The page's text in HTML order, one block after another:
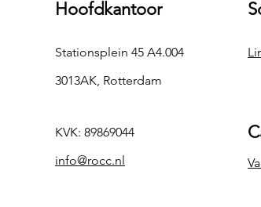
Hoofdkantoor
Stationsplein 45 A4.004
3013AK, Rotterdam
KVK: 89869044
info@rocc.nl